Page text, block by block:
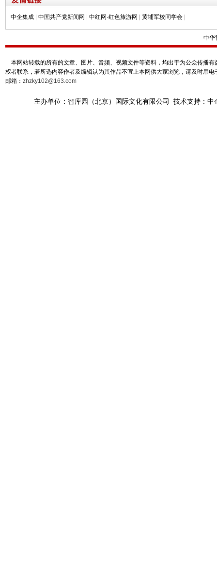
中企集成 中国共产党新闻网 中红网-红色旅游网 黄埔军校同学会
中华
本网站转载的所有的文章、图片、音频、视频文件等资料，均出于为公众传播
权者联系，若所选内容作者及编辑认为其作品不宜上本网供大家浏览，请及时用
邮箱： zhzky102@163.com
主办单位：智库园（北京）国际文化有限公司 技术支持：